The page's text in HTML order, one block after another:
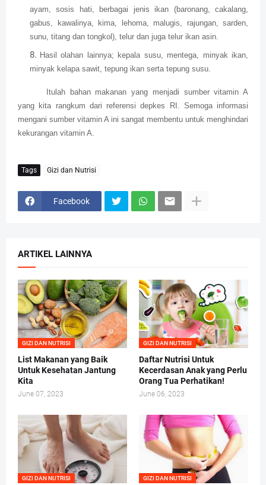
ayam, sosis hati, berbagai jenis ikan (baronang, cakalang,
gabus, kawalinya, kima, lehoma, malugis, rajungan, sarden,
sunu, titang dan tongkol), telur dan juga telur ikan asin.
Hasil olahan lainnya; kepala susu, mentega, minyak ikan,
minyak kelapa sawit, tepung ikan serta tepung susu.
Itulah bahan makanan yang menjadi sumber vitamin A
yang kita rangkum dari referensi depkes RI. Semoga informasi
mengani sumber vitamin A ini sangat membentu untuk menghindari
kekurangan vitamin A.
Tags Gizi dan Nutrisi
Facebook
ARTIKEL LAINNYA
GIZI DAN NUTRISI
List Makanan yang Baik
Untuk Kesehatan Jantung
Kita
June 07, 2023
GIZI DAN NUTRISI
Daftar Nutrisi Untuk
Kecerdasan Anak yang Perlu
Orang Tua Perhatikan!
June 06, 2023
GIZI DAN NUTRISI GIZI DAN NUTRISI